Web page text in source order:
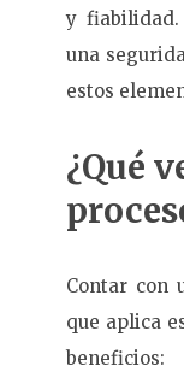
y fiabilidad.
una
estos
¿Qué
Contar con
que aplica
beneficios: